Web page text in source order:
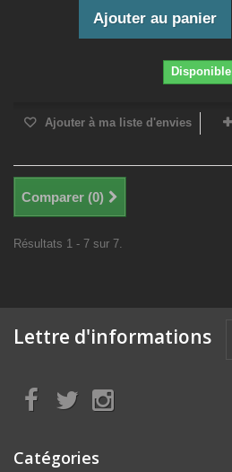
Ajouter au panier
Disponible
Ajouter à ma liste d'envies
Comparer (0)
Résultats 1 - 7 sur 7.
Lettre d'informations
Catégories